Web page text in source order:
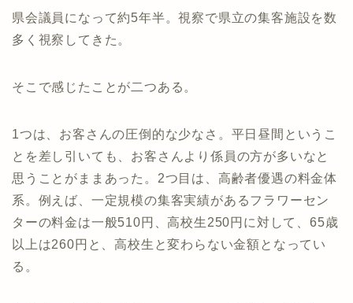
県会議員になって約5年半。視察で県立の集客施設を数
多く視察してきた。
そこで感じたことが二つある。
1つは、お客さんの圧倒的な少なさ。平日昼間というこ
とを差し引いても、お客さんより係員の方が多いなと
思うことがままあった。2つ目は、高齢者優遇の料金体
系。例えば、一定規模の集客実績があるフラワーセン
ターの料金は一般510円、高校生250円に対して、65歳
以上は260円と、高校生と変わらない金額となってい
る。